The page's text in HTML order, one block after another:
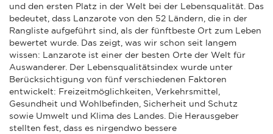
und den ersten Platz in der Welt bei der Lebensqualität. Das
bedeutet, dass Lanzarote von den 52 Ländern, die in der
Rangliste aufgeführt sind, als der fünftbeste Ort zum Leben
bewertet wurde. Das zeigt, was wir schon seit langem
wissen: Lanzarote ist einer der besten Orte der Welt für
Auswanderer. Der Lebensqualitätsindex wurde unter
Berücksichtigung von fünf verschiedenen Faktoren
entwickelt: Freizeitmöglichkeiten, Verkehrsmittel,
Gesundheit und Wohlbefinden, Sicherheit und Schutz
sowie Umwelt und Klima des Landes. Die Herausgeber
stellten fest, dass es nirgendwo bessere